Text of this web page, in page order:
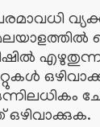
ഒഴിവാക്കുക.